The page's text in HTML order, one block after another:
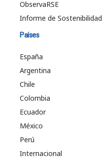
ObservaRSE
Informe de Sostenibilidad
Países
España
Argentina
Chile
Colombia
Ecuador
México
Perú
Internacional